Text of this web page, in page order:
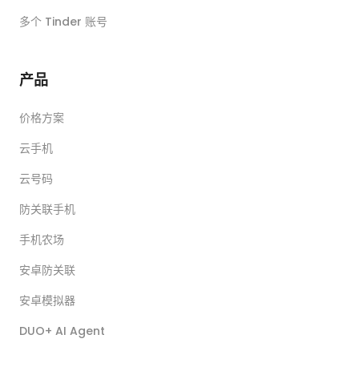
多个 Tinder 账号
产品
价格方案
云手机
云号码
防关联手机
手机农场
安卓防关联
安卓模拟器
DUO+ AI Agent